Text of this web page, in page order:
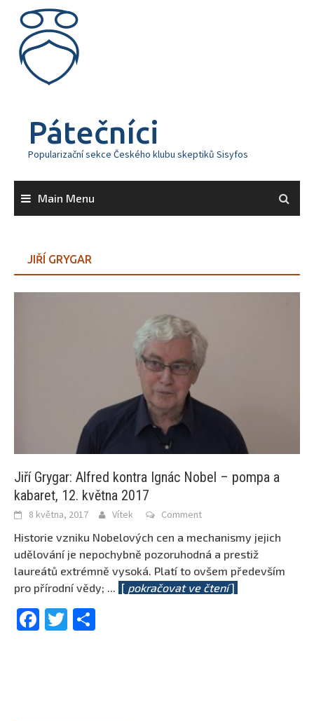
content
Pátečníci
Popularizační sekce Českého klubu skeptiků Sisyfos
Main Menu
JIŘÍ GRYGAR
Jiří Grygar: Alfred kontra Ignác Nobel – pompa a
kabaret, 12. května 2017
8 května, 2017 Vítek Comment
Historie vzniku Nobelových cen a mechanismy jejich
udělování je nepochybně pozoruhodná a prestiž
laureátů extrémně vysoká. Platí to ovšem především
pro přírodní vědy; ... [ pokračovat ve čtení]
Facebook
Twitter